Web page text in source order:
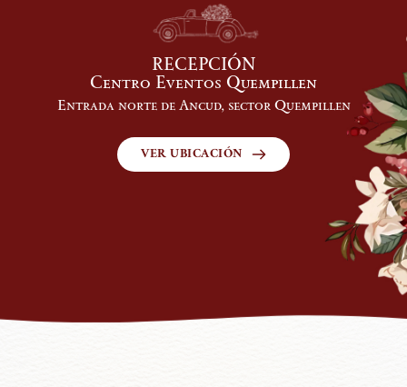
RECEPCIÓN
Centro Eventos Quempillen
Entrada norte de Ancud, sector Quempillen
VER UBICACIÓN